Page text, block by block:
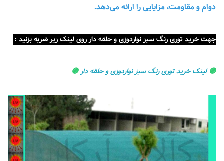
دوام و مقاومت، مزایایی را ارائه می‌دهد.
جهت خرید توری رنگ سبز نواردوزی و حلقه دار روی لینک زیر ضربه بزنید :
🟣لینک خرید توری رنگ سبز نواردوزی و حلقه دار🟣